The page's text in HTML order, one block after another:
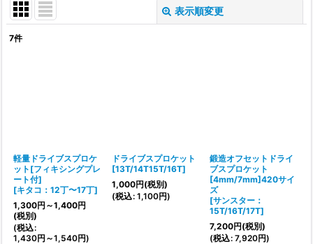
表示順変更
7件
軽量ドライブスプロケ
ット[フィキシングプレ
ート付]
[キタコ：12丁〜17丁]
1,300円 ～1,400円
(税別)
(税込:
1,430円 ～1,540円)
ドライブスプロケット
[13T/14T15T/16T]
1,000円(税別)
(税込: 1,100円)
鍛造オフセットドライ
ブスプロケット
[4mm/7mm]420サイ
ズ
[サンスター：
15T/16T/17T]
7,200円(税別)
(税込: 7,920円)